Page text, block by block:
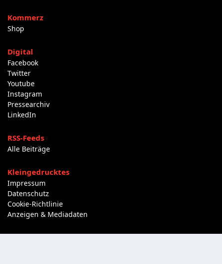
Kommerz
Shop
Digital
Facebook
Twitter
Youtube
Instagram
Pressearchiv
LinkedIn
RSS-Feeds
Alle Beiträge
Kleingedrucktes
Impressum
Datenschutz
Cookie-Richtlinie
Anzeigen & Mediadaten